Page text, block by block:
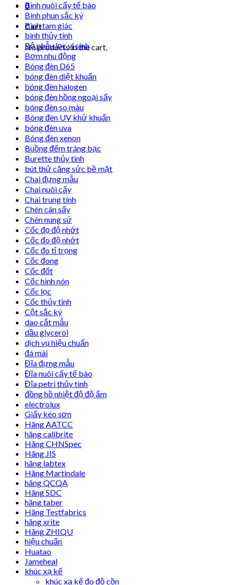
0
Cart
No products in the cart.
Bình nuôi cấy tế bào
Bình phun sắc ký
Bình tam giác
bình thủy tinh
Bộ phễu lọc vi sinh
Bơm nhu động
Bóng đèn D65
bóng đèn diệt khuẩn
bóng đèn halogen
bóng đèn hồng ngoại sấy
bóng đèn so màu
Bóng đèn UV khử khuẩn
bóng đèn uva
Bóng đèn xenon
Buồng đếm tráng bạc
Burette thủy tinh
bút thử căng sức bề mặt
Chai đựng mẫu
Chai nuôi cấy
Chai trung tính
Chén cân sấy
Chén nung sứ
Cốc đọ độ nhớt
Cốc đo độ nhớt
Cốc đo tỉ trọng
Cốc đong
Cốc đốt
Cốc hình nón
Cốc lọc
Cốc thủy tinh
Cột sắc ký
dao cắt mẫu
dầu glycerol
dịch vụ hiệu chuẩn
đá mài
Đĩa đựng mẫu
Đĩa nuôi cấy tế bào
Đĩa petri thủy tinh
đồng hồ nhiệt độ độ ẩm
electrolux
Giấy kéo sơn
Hãng AATCC
hãng calibrite
Hãng CHNSpec
Hãng JIS
hãng labtex
Hãng Martindale
hãng QCQA
Hãng SDC
hãng taber
Hãng Testfabrics
hãng xrite
Hãng ZHIQU
hiệu chuẩn
Huatao
Jameheal
khúc xạ kế
khúc xạ kế đo độ cồn